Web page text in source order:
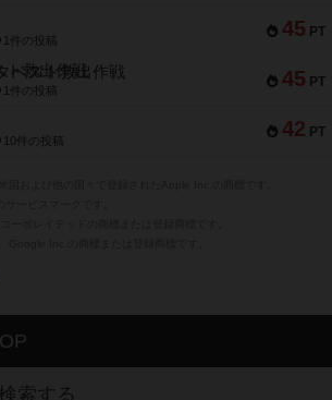
45
ペスト救出作戦
42
10件の投稿
国および他の国々で登録されたApple Inc.の商標です。
ービスマークです。
索する
着レビュー